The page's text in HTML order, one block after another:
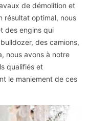
de démolition et
résultat optimal, nous
des engins qui
des camions,
nous avons à notre
qualifiés et
le maniement de ces